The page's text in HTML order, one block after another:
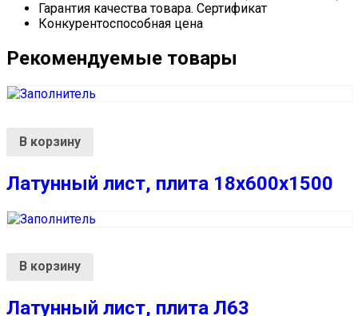
Гарантия качества товара. Сертификат
Конкурентоспособная цена
Рекомендуемые товары
В корзину
Латунный лист, плита 18х600х1500
В корзину
Латунный лист, плита Л63